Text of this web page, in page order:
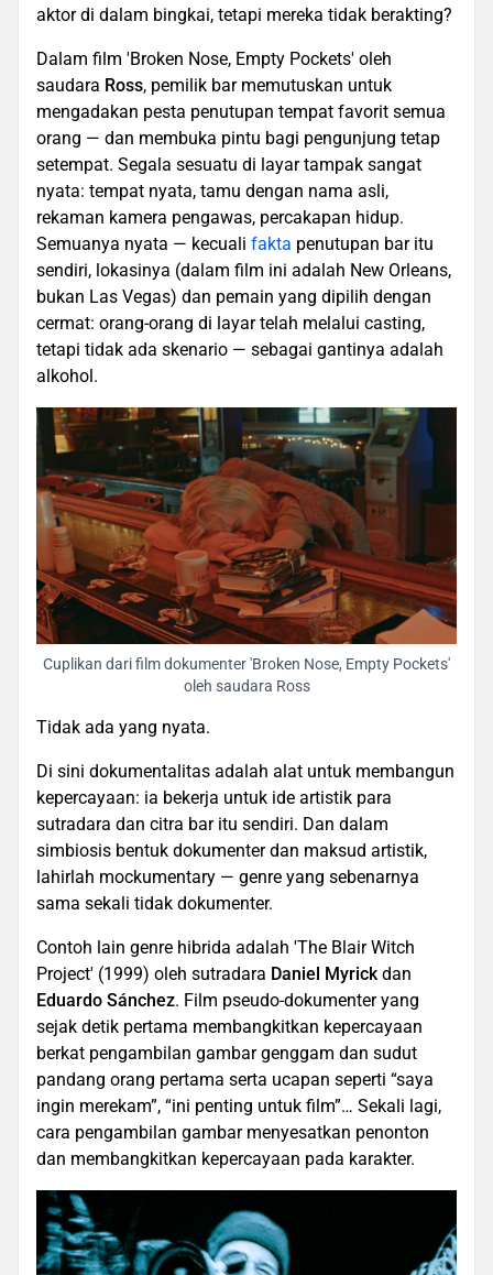
aktor di dalam bingkai, tetapi mereka tidak berakting?
Dalam film 'Broken Nose, Empty Pockets' oleh
saudara Ross, pemilik bar memutuskan untuk
mengadakan pesta penutupan tempat favorit semua
orang — dan membuka pintu bagi pengunjung tetap
setempat. Segala sesuatu di layar tampak sangat
nyata: tempat nyata, tamu dengan nama asli,
rekaman kamera pengawas, percakapan hidup.
Semuanya nyata — kecuali fakta penutupan bar itu
sendiri, lokasinya (dalam film ini adalah New Orleans,
bukan Las Vegas) dan pemain yang dipilih dengan
cermat: orang-orang di layar telah melalui casting,
tetapi tidak ada skenario — sebagai gantinya adalah
alkohol.
Cuplikan dari film dokumenter 'Broken Nose, Empty Pockets'
oleh saudara Ross
Tidak ada yang nyata.
Di sini dokumentalitas adalah alat untuk membangun
kepercayaan: ia bekerja untuk ide artistik para
sutradara dan citra bar itu sendiri. Dan dalam
simbiosis bentuk dokumenter dan maksud artistik,
lahirlah mockumentary — genre yang sebenarnya
sama sekali tidak dokumenter.
Contoh lain genre hibrida adalah 'The Blair Witch
Project' (1999) oleh sutradara Daniel Myrick dan
Eduardo Sánchez. Film pseudo-dokumenter yang
sejak detik pertama membangkitkan kepercayaan
berkat pengambilan gambar genggam dan sudut
pandang orang pertama serta ucapan seperti “saya
ingin merekam”, “ini penting untuk film”… Sekali lagi,
cara pengambilan gambar menyesatkan penonton
dan membangkitkan kepercayaan pada karakter.